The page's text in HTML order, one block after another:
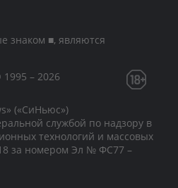
знаком ■, являются
– 2026
(«СиНьюс»)
службой по надзору в
технологий и массовых
за номером Эл № ФС77 –